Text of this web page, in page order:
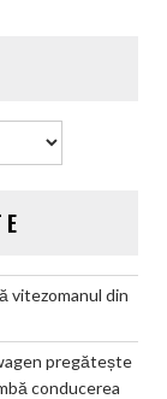
vitezomanul din
pregătește
conducerea